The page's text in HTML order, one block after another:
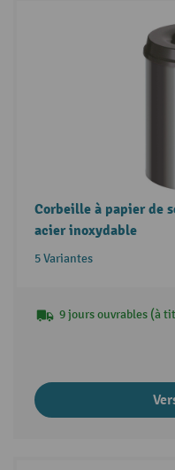
Corbeille à papier de
acier inoxydable
5 Variantes
9 jours ouvrables (à